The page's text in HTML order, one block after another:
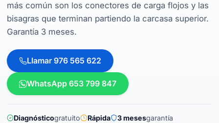
más común son los conectores de carga flojos y las
bisagras que terminan partiendo la carcasa superior.
Garantía 3 meses.
Llamar 976 565 622
WhatsApp 653 799 847
Diagnósticogratuito Rápida 3 mesesgarantía